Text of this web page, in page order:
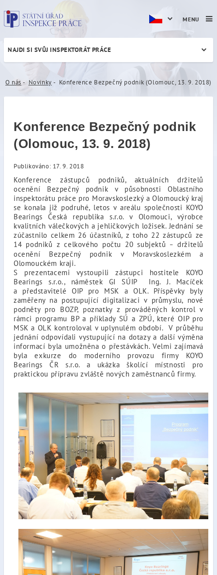
Konference Bezpečný
NAJDI SI SVŮJ INSPEKTORÁT PRÁCE
O nás Novinky Konference Bezpečný podnik (Olomouc, 13. 9. 2018)
Konference Bezpečný podnik
(Olomouc, 13. 9. 2018)
Publikováno: 17. 9. 2018
Konference zástupců podniků, aktuálních držitelů
ocenění Bezpečný podnik v působnosti Oblastního
inspektorátu práce pro Moravskoslezký a Olomoucký kraj
se konala již podruhé, letos v areálu společnosti KOYO
Bearings Česká republika s.r.o. v Olomouci, výrobce
kvalitních válečkových a jehličkových ložisek. Jednání se
zúčastnilo celkem 26 účastníků, z toho 22 zástupců ze
14 podniků z celkového počtu 20 subjektů
– držitelů
ocenění Bezpečný podnik v Moravskoslezkém a
Olomouckém kraji.
S prezentacemi vystoupili zástupci hostitele KOYO
Bearings s.r.o., náměstek GI SÚIP Ing. J. Macíček
a představitelé OIP pro MSK a OLK. Příspěvky byly
zaměřeny na postupující digitalizaci v průmyslu, nové
podněty pro BOZP, poznatky z prováděných kontrol v
rámci programu BP a příklady SÚ a ZPÚ, které OIP pro
MSK a OLK kontroloval v uplynulém období. V průběhu
jednání odpovídali vystupující na dotazy a další výměna
informací byla umožněna o přestávkách. Velmi zajímavá
byla exkurze do moderního provozu firmy KOYO
Bearings ČR s.r.o. a ukázka školící místnosti pro
praktickou přípravu zvláště nových zaměstnanců firmy.
MENU